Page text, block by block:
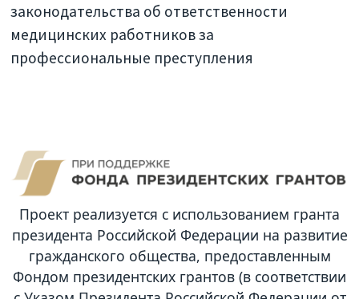
законодательства об ответственности
медицинских работников за
профессиональные преступления
Проект реализуется с использованием гранта
президента Российской Федерации на развитие
гражданского общества, предоставленным
Фондом президентских грантов (в соответствии